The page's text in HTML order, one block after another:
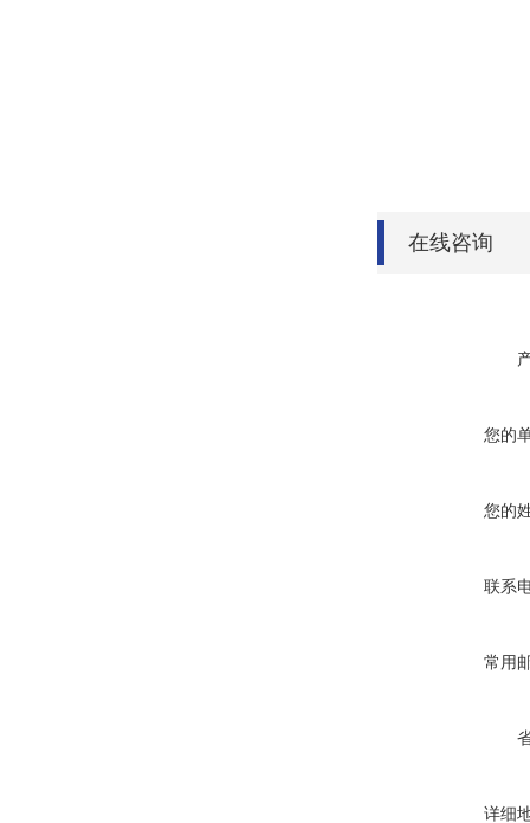
在线咨询
您的
您的
联系
常用
详细